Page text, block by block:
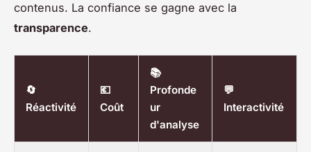
contenus. La confiance se gagne avec la
transparence.
🔄
Réactivité
💶
Coût
📚
Profonde
ur
d'analyse
💬
Interactivité